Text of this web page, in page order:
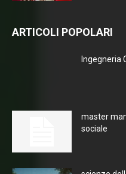
ARTICOLI POPOLARI
Ingegneria
master
sociale